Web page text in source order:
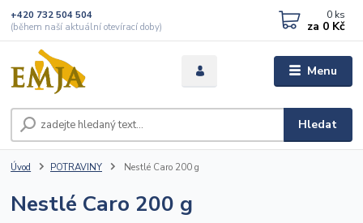
Menu
Hledat
+420 732 504 504
(během naší aktuální otevírací doby)
0 ks
za 0 Kč
Úvod POTRAVINY Nestlé Caro 200 g
Nestlé Caro 200 g